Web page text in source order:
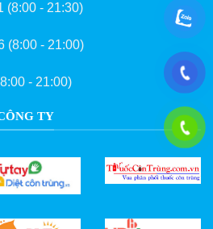
(8:00 - 21:30)
(8:00 - 21:00)
- 21:00)
TY